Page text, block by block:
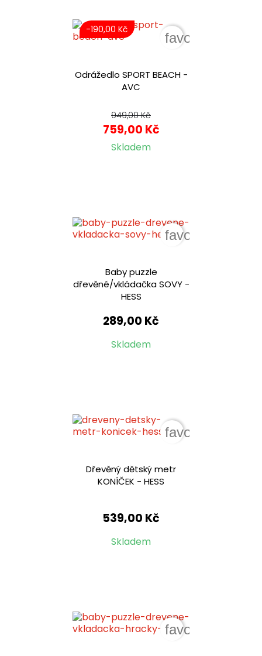
Odrážedlo SPORT BEACH -
AVC
949,00 Kč
759,00 Kč
Skladem
-190,00 Kč
favorite_border
Baby puzzle
dřevěné/vkládačka SOVY -
HESS
289,00 Kč
Skladem
favorite_border
Dřevěný dětský metr
KONÍČEK - HESS
539,00 Kč
Skladem
favorite_border
favorite_border